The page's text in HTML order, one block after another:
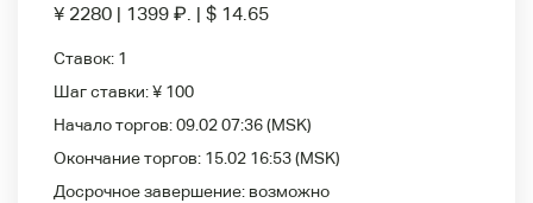
¥ 2280 | 1399 ₽. | $ 14.65
Ставок: 1
Шаг ставки:¥ 100
Начало торгов:09.02 07:36(MSK)
Окончание торгов: 15.02 16:53(MSK)
Досрочное завершение: возможно